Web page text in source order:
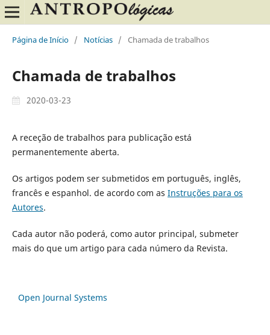
Página de Início / Notícias / Chamada de trabalhos
Chamada de trabalhos
2020-03-23
A receção de trabalhos para publicação está
permanentemente aberta.
Os artigos podem ser submetidos em português, inglês,
francês e espanhol. de acordo com as Instruções para os
Autores.
Cada autor não poderá, como autor principal, submeter
mais do que um artigo para cada número da Revista.
Open Journal Systems